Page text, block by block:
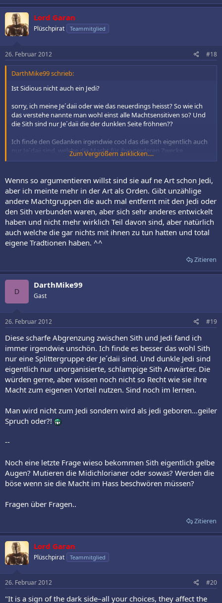
Lord Garan
Plüschpirat Teammitglied
26. Februar 2012 #18
DarthMike99 schrieb:
Ist Sidious nicht auch ein Jedi?
sorry, ich meine Je´daii oder wie das neuerdings heisst? So wie ich
das verstehe nannte man wohl einst alle Machtsensitiven so? Und
die Sith sind nur Je´daii die der dunklen Seite fröhnen??
Ich finde den Gedanken irgendwie cool das die Sith eigentlich auch
nur Je´daii sind, welche die Macht für ihre niederen Zwecke
missbrauchen.
Zum Vergrößern anklicken....
Wenns so argumentieren willst sind sie auf ne Art schon Jedi,
aber ich meinte mehr in der Art als Orden. Gibt unzählige
andere Machtgruppen die auch mal entfernt mit den Jedi oder
den Sith verbunden waren, aber sich sehr anderes entwickelt
haben und nicht mehr wirklich Teil davon sind, aber natürlich
auch welche die gar nichts mit ihnen zu tun hatten und total
eigene Tradtionen haben. ^^
Zitieren
D
DarthMike99
Gast
26. Februar 2012 #19
Diese scharfe Abgrenzung zwischen Sith und Jedi fand ich
immer irgendwie unschön. Ich finde es besser das wohl Sith
nur eine Splittergruppe der Je´daii sind. Und dunkle Jedi sind
eigentlich nur unorganisierte, schlampige Sith Anwärter. Die
würden gerne, aber wissen noch nicht so Recht wie sie ihre
Macht zum eigenen Vorteil nutzen. Sind noch im lernen.
Man wird nicht zum Jedi sondern wird als jedi geboren...geiler
Spruch oder?!
--
Noch eine letzte Frage wieso bekommen Sith eigentlich gelbe
Augen? Mutieren die Midichlorianer oder sowas? Werden die
böse wenn sie die Macht im Hass beschwören müssen?
Fragen über Fragen..
Zitieren
Lord Garan
Plüschpirat Teammitglied
26. Februar 2012 #20
"It is a sign of the dark side–all your choices, they affect the